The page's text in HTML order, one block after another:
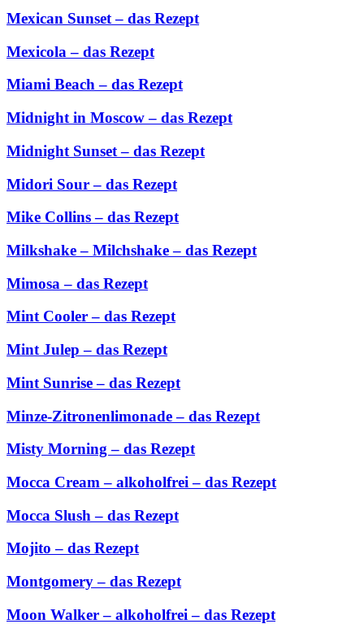
Mexican Sunset – das Rezept
Mexicola – das Rezept
Miami Beach – das Rezept
Midnight in Moscow – das Rezept
Midnight Sunset – das Rezept
Midori Sour – das Rezept
Mike Collins – das Rezept
Milkshake – Milchshake – das Rezept
Mimosa – das Rezept
Mint Cooler – das Rezept
Mint Julep – das Rezept
Mint Sunrise – das Rezept
Minze-Zitronenlimonade – das Rezept
Misty Morning – das Rezept
Mocca Cream – alkoholfrei – das Rezept
Mocca Slush – das Rezept
Mojito – das Rezept
Montgomery – das Rezept
Moon Walker – alkoholfrei – das Rezept